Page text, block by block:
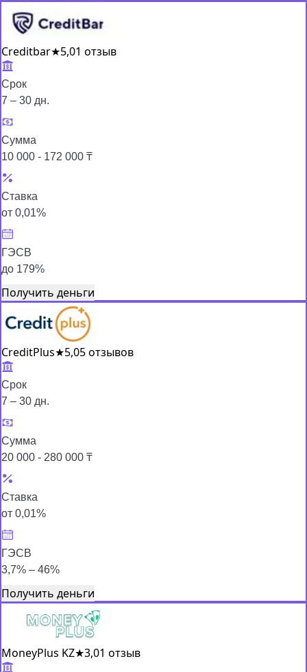
Creditbar★5,01 отзыв
Срок
7 – 30 дн.
Сумма
10 000 - 172 000 ₸
Ставка
от 0,01%
ГЭСВ
до 179%
Получить деньги
CreditPlus★5,05 отзывов
Срок
7 – 30 дн.
Сумма
20 000 - 280 000 ₸
Ставка
от 0,01%
ГЭСВ
3,7% – 46%
Получить деньги
MoneyPlus KZ★3,01 отзыв